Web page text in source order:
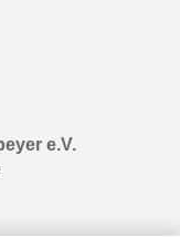
e.V.